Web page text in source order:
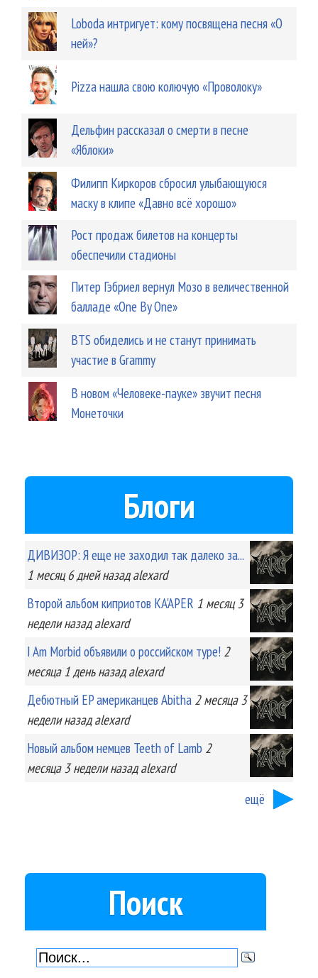
Loboda интригует: кому посвящена песня «О
ней»?
Pizza нашла свою колючую «Проволоку»
Дельфин рассказал о смерти в песне
«Яблоки»
Филипп Киркоров сбросил улыбающуюся
маску в клипе «Давно всё хорошо»
Рост продаж билетов на концерты
обеспечили стадионы
Питер Гэбриел вернул Мозо в величественной
балладе «One By One»
BTS обиделись и не станут принимать
участие в Grammy
В новом «Человеке-пауке» звучит песня
Монеточки
Блоги
ДИВИЗОР: Я еще не заходил так далеко за...
1 месяц 6 днейназад alexard
Второй альбом киприотов KA'APER 1 месяц 3
неделиназад alexard
I Am Morbid объявили о российском туре! 2
месяца 1 деньназад alexard
Дебютный EP американцев Abitha 2 месяца 3
неделиназад alexard
Новый альбом немцев Teeth of Lamb 2
месяца 3 неделиназад alexard
ещё
Поиск